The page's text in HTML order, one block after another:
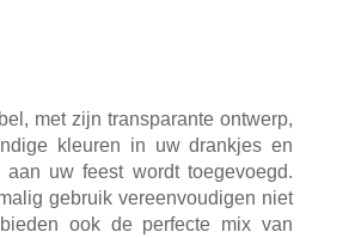
met zijn transparante ontwerp,
kleuren in uw drankjes en
uw feest wordt toegevoegd.
gebruik vereenvoudigen niet
ook de perfecte mix van